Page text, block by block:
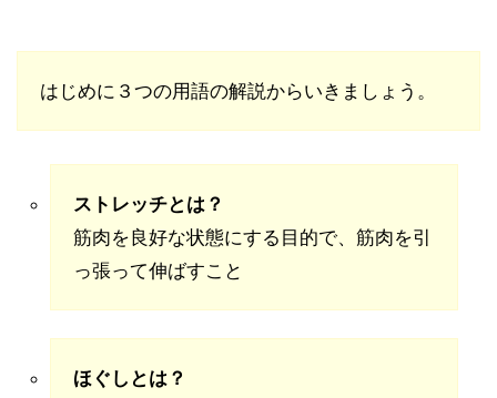
はじめに３つの用語の解説からいきましょう。
ストレッチとは？
筋肉を良好な状態にする目的で、筋肉を引
っ張って伸ばすこと
ほぐしとは？